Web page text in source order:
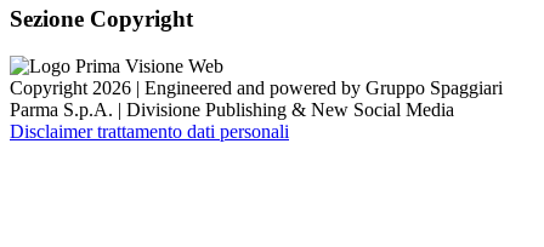
Sezione Copyright
Copyright 2026 | Engineered and powered by Gruppo Spaggiari
Parma S.p.A. | Divisione Publishing & New Social Media
Disclaimer trattamento dati personali